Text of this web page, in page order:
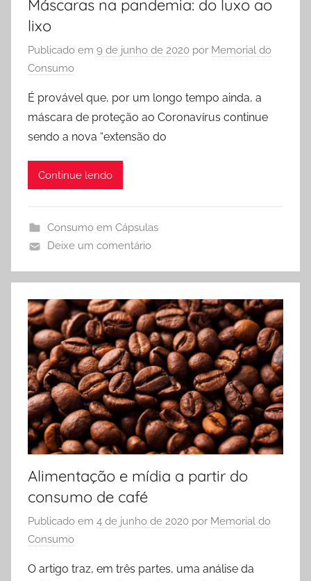
Máscaras na pandemia: do luxo ao
lixo
Publicado em 9 de junho de 2020 por Memorial do
Consumo
É provável que, por um longo tempo ainda, a
máscara de proteção ao Coronavírus continue
sendo a nova “extensão do
Continue lendo
Consumo em Cápsulas
Deixe um comentário
Alimentação e mídia a partir do
consumo de café
Publicado em 4 de junho de 2020 por Memorial do
Consumo
O artigo traz, em três partes, uma análise da